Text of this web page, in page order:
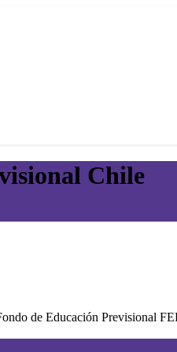
Chile
de Educación Previsional